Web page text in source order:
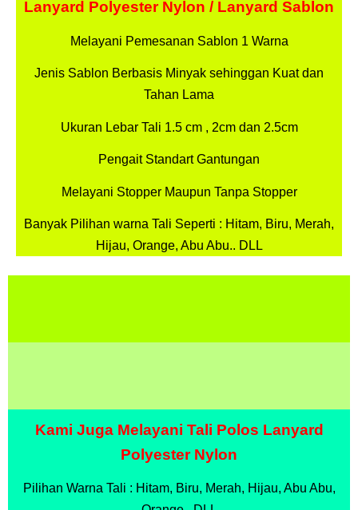
Lanyard Polyester Nylon / Lanyard Sablon
Melayani Pemesanan Sablon 1 Warna
Jenis Sablon Berbasis Minyak sehinggan Kuat dan
Tahan Lama
Ukuran Lebar Tali 1.5 cm , 2cm dan 2.5cm
Pengait Standart Gantungan
Melayani Stopper Maupun Tanpa Stopper
Banyak Pilihan warna Tali Seperti : Hitam, Biru, Merah,
Hijau, Orange, Abu Abu.. DLL
Kami Juga Melayani Tali Polos Lanyard
Polyester Nylon
Pilihan Warna Tali : Hitam, Biru, Merah, Hijau, Abu Abu,